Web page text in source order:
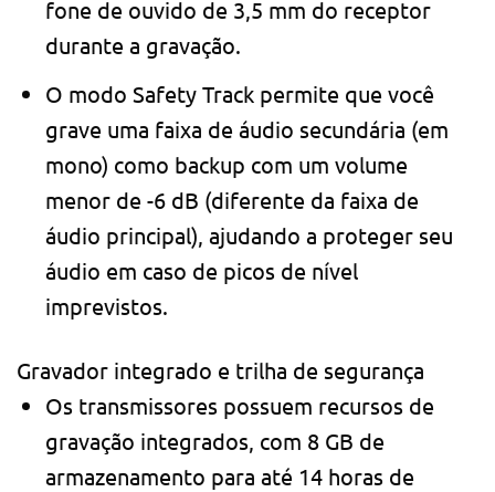
fone de ouvido de 3,5 mm do receptor
durante a gravação.
O modo Safety Track permite que você
grave uma faixa de áudio secundária (em
mono) como backup com um volume
menor de -6 dB (diferente da faixa de
áudio principal), ajudando a proteger seu
áudio em caso de picos de nível
imprevistos.
Gravador integrado e trilha de segurança
Os transmissores possuem recursos de
gravação integrados, com 8 GB de
armazenamento para até 14 horas de